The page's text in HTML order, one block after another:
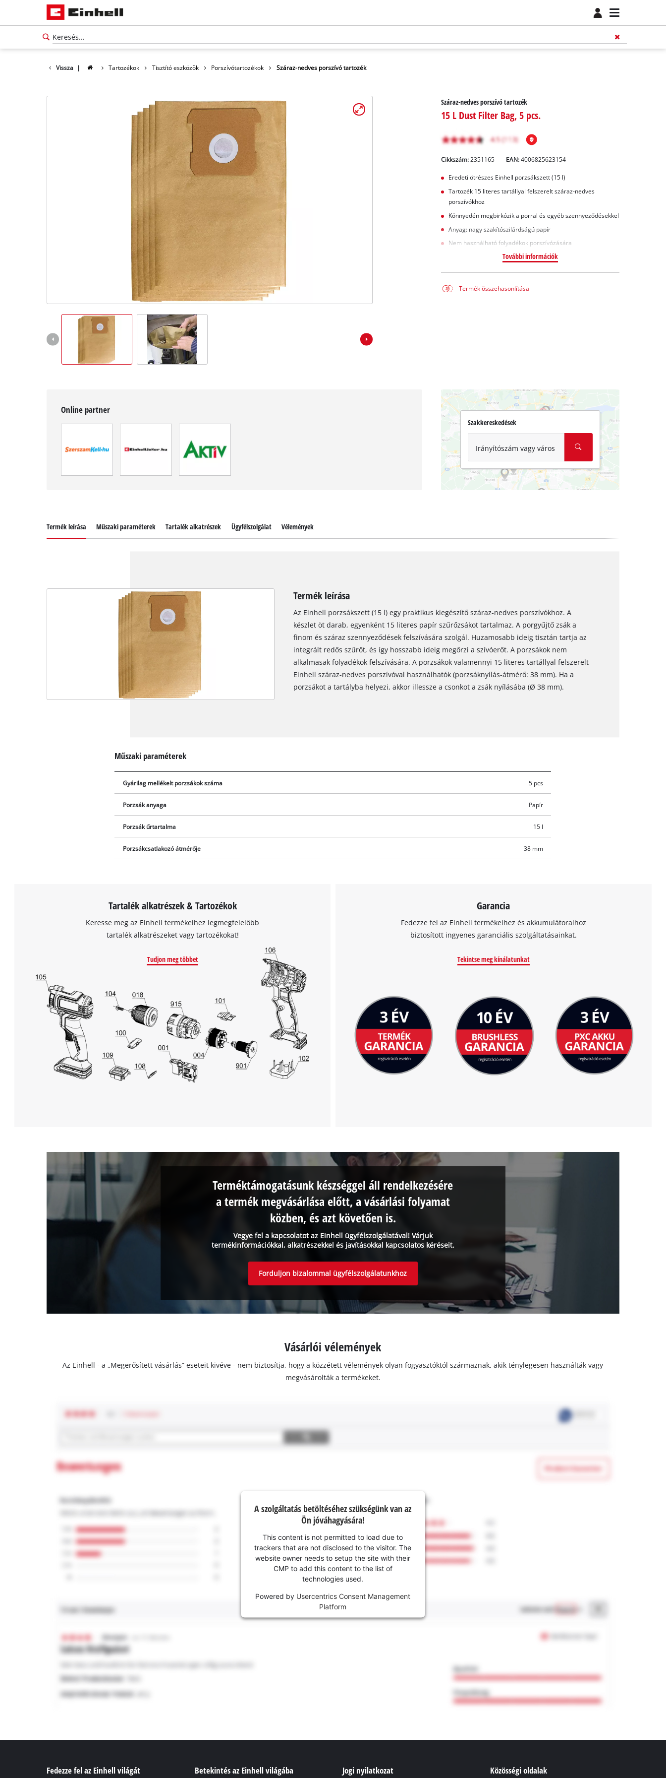
Vissza | Tartozékok Tisztító eszközök Porszívótartozékok Száraz-nedves porszívó tartozék
Száraz-nedves porszívó tartozék
15 L Dust Filter Bag, 5 pcs.
Cikkszám: 2351165 EAN:4006825623154
Eredeti ötrészes Einhell porzsákszett (15 l)
Tartozék 15 literes tartállyal felszerelt száraz-nedves
porszívókhoz
Könnyedén megbirkózik a porral és egyéb szennyeződésekkel
Anyag: nagy szakítószilárdságú papír
Nem használható folyadékok porszívózására
További információk
Termék összehasonlítása
Online partner
Szakkereskedések
Irányítószám vagy város
A Google Maps szolgáltatás betöltéséhez
This content is not permitted to load due
to trackers that are not disclosed to the
visitor. The website owner needs to setup
the site with their CMP to add this content
to the list of technologies used.
Powered by
Usercentrics Consent
Management Platform
Termék leírása Műszaki paraméterek Tartalék alkatrészek Ügyfélszolgálat Vélemények
Termék leírása
Az Einhell porzsákszett (15 l) egy praktikus kiegészítő száraz-nedves porszívókhoz. A
készlet öt darab, egyenként 15 literes papír szűrőzsákot tartalmaz. A porgyűjtő zsák a
finom és száraz szennyeződések felszívására szolgál. Huzamosabb ideig tisztán tartja az
integrált redős szűrőt, és így hosszabb ideig megőrzi a szívóerőt. A porzsákok nem
alkalmasak folyadékok felszívására. A porzsákok valamennyi 15 literes tartállyal felszerelt
Einhell száraz-nedves porszívóval használhatók (porzsáknyílás-átmérő: 38 mm). Ha a
porzsákot a tartályba helyezi, akkor illessze a csonkot a zsák nyílásába (Ø 38 mm).
Műszaki paraméterek
Gyárilag mellékelt porzsákok száma 5 pcs
Porzsák anyaga Papír
Porzsák űrtartalma 15 l
Porzsákcsatlakozó átmérője 38 mm
Tartalék alkatrészek & Tartozékok
Keresse meg az Einhell termékeihez legmegfelelőbb
tartalék alkatrészeket vagy tartozékokat!
Tudjon meg többet
Garancia
Fedezze fel az Einhell termékeihez és akkumulátoraihoz
biztosított ingyenes garanciális szolgáltatásainkat.
Tekintse meg kínálatunkat
Vegye fel a kapcsolatot az Einhell ügyfélszolgálatával! Várjuk
termékinformációkkal, alkatrészekkel és javításokkal kapcsolatos kéréseit.
Terméktámogatásunk készséggel áll rendelkezésére
a termék megvásárlása előtt, a vásárlási folyamat
közben, és azt követően is.
Forduljon bizalommal ügyfélszolgálatunkhoz
Vásárlói vélemények
Az Einhell - a „Megerősített vásárlás” eseteit kivéve - nem biztosítja, hogy a közzétett vélemények olyan fogyasztóktól származnak, akik ténylegesen használták vagy
megvásárolták a termékeket.
A szolgáltatás betöltéséhez szükségünk van az
Ön jóváhagyására!
This content is not permitted to load due to
trackers that are not disclosed to the visitor. The
website owner needs to setup the site with their
CMP to add this content to the list of
technologies used.
Powered by Usercentrics Consent Management
Platform
Fedezze fel az Einhell világát Betekintés az Einhell világába Jogi nyilatkozat Közösségi oldalak